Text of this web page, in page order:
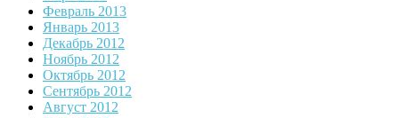
Февраль 2013
Январь 2013
Декабрь 2012
Ноябрь 2012
Октябрь 2012
Сентябрь 2012
Август 2012